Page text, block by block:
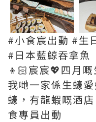
#小食宸出動 #生
#日本藍鯨吞拿魚
👦🏻宸宸💖四月
我哋一家係生蠔
蠔，有龍蝦嘅酒
食專員出動